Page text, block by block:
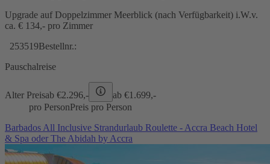
Upgrade auf Doppelzimmer Meerblick (nach Verfügbarkeit) i.W.v.
ca. € 134,- pro Zimmer
253519Bestellnr.:
Pauschalreise
Alter Preisab €2.296,- ab €1.699,-
pro PersonPreis pro Person
Barbados All Inclusive Strandurlaub Roulette - Accra Beach Hotel
& Spa oder The Abidah by Accra